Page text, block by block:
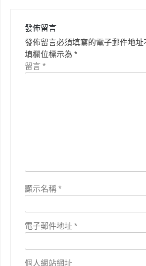
發佈留言
發佈留言必須填寫的電子郵件地址
填欄位標示為 *
留言 *
顯示名稱 *
電子郵件地址 *
個人網站網址